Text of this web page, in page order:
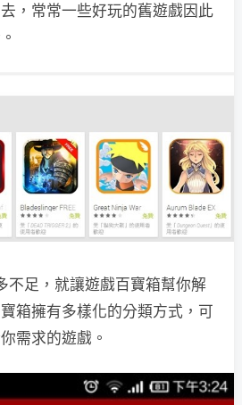
，常常一些好玩的舊遊戲因此
不足，就讓遊戲百寶箱幫你解
箱擁有多樣化的分類方式，可
需求的遊戲。